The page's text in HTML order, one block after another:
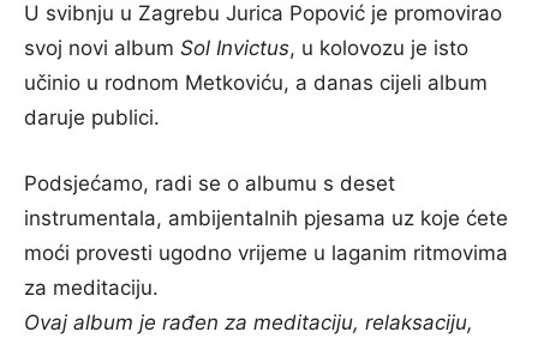
U svibnju u Zagrebu Jurica Popović je promovirao
svoj novi album Sol Invictus, u kolovozu je isto
učinio u rodnom Metkoviću, a danas cijeli album
daruje publici.
Podsjećamo, radi se o albumu s deset
instrumentala, ambijentalnih pjesama uz koje ćete
moći provesti ugodno vrijeme u laganim ritmovima
za meditaciju.
Ovaj album je rađen za meditaciju, relaksaciju,